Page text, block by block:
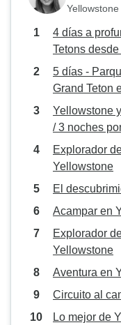
Yellowstone
4 días a
Tetons
5 días -
Grand Teton
Yellowstone
/ 3 noches
Explorador
Yellowstone
El
Acampar en
Explorador
Yellowstone
Aventura en
Circuito al
Lo mejor de